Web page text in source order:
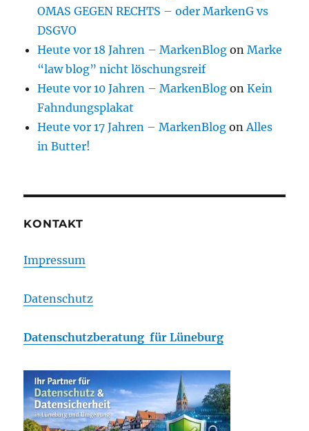
OMAS GEGEN RECHTS – oder MarkenG vs
DSGVO
Heute vor 18 Jahren – MarkenBlog onMarke
“law blog” nicht löschungsreif
Heute vor 10 Jahren – MarkenBlog onKein
Fahndungsplakat
Heute vor 17 Jahren – MarkenBlog onAlles
in Butter!
KONTAKT
Impressum
Datenschutz
Datenschutzberatung für Lüneburg